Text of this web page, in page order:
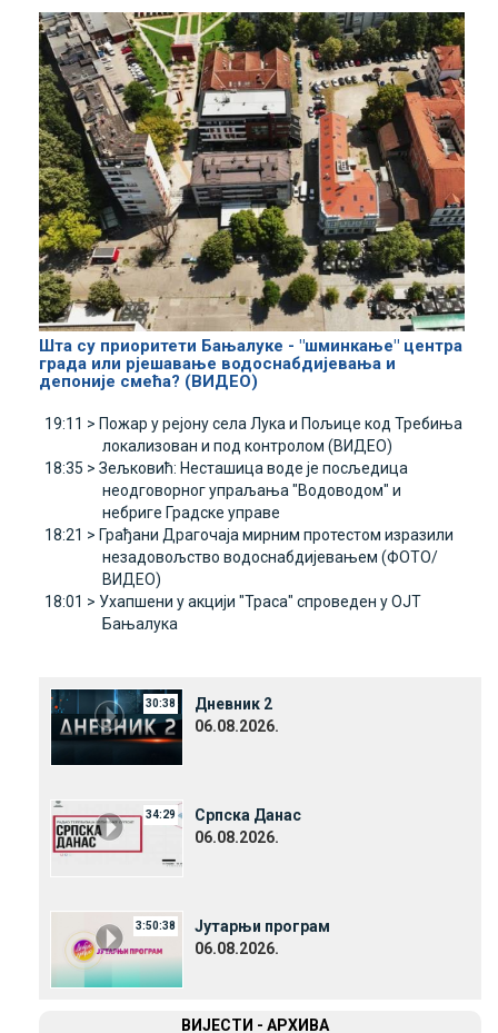
Шта су приоритети Бањалуке - "шминкање" центра
града или рјешавање водоснабдијевања и
депоније смећа? (ВИДЕО)
19:11 > Пожар у рејону села Лука и Пољице код Требиња
локализован и под контролом (ВИДЕО)
18:35 > Зељковић: Несташица воде је посљедица
неодговорног упраљања "Водоводом" и
небриге Градске управе
18:21 > Грађани Драгочаја мирним протестом изразили
незадовољство водоснабдијевањем (ФОТО/
ВИДЕО)
18:01 > Ухапшени у акцији "Траса" спроведен у ОЈТ
Бањалука
30:38
Дневник 2
06.08.2026.
34:29
Српска Данас
06.08.2026.
3:50:38
Јутарњи програм
06.08.2026.
ВИЈЕСТИ - АРХИВА